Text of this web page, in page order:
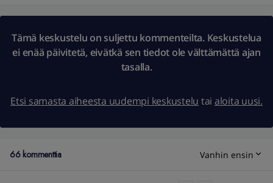
Tämä keskustelu on suljettu kommenteilta. Keskustelua
ei enää päivitetä, eivätkä sen tiedot ole välttämättä ajan
tasalla.
Etsi samasta aiheesta uudempi keskustelu tai aloita uusi.
66 kommenttia Vanhin ensin